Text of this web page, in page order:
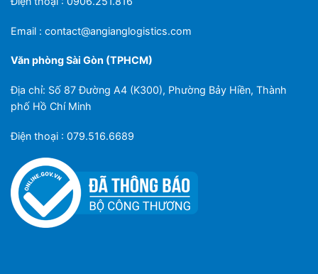
Email : contact@angianglogistics.com
Văn phòng Sài Gòn (TPHCM)
Địa chỉ: Số 87 Đường A4 (K300), Phường Bảy Hiền, Thành
phố Hồ Chí Minh
Điện thoại : 079.516.6689